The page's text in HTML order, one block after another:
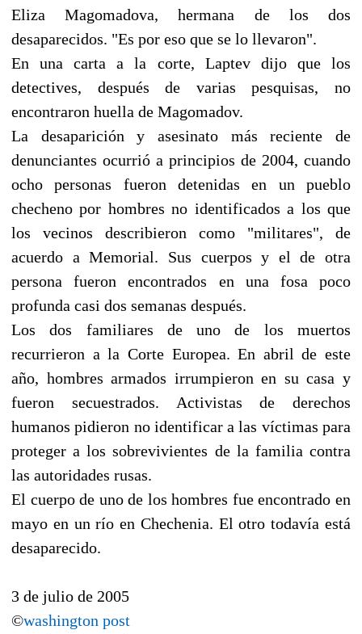
Eliza Magomadova, hermana de los dos
desaparecidos. "Es por eso que se lo llevaron".
En una carta a la corte, Laptev dijo que los
detectives, después de varias pesquisas, no
encontraron huella de Magomadov.
La desaparición y asesinato más reciente de
denunciantes ocurrió a principios de 2004, cuando
ocho personas fueron detenidas en un pueblo
checheno por hombres no identificados a los que
los vecinos describieron como "militares", de
acuerdo a Memorial. Sus cuerpos y el de otra
persona fueron encontrados en una fosa poco
profunda casi dos semanas después.
Los dos familiares de uno de los muertos
recurrieron a la Corte Europea. En abril de este
año, hombres armados irrumpieron en su casa y
fueron secuestrados. Activistas de derechos
humanos pidieron no identificar a las víctimas para
proteger a los sobrevivientes de la familia contra
las autoridades rusas.
El cuerpo de uno de los hombres fue encontrado en
mayo en un río en Chechenia. El otro todavía está
desaparecido.
3 de julio de 2005
©washington post